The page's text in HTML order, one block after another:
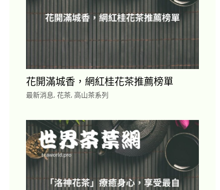
花開滿城香，網紅桂花茶推薦榜單
最新消息, 花茶, 高山茶系列